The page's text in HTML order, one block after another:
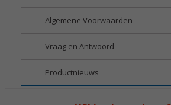
Algemene Voorwaarden
Vraag en Antwoord
Productnieuws